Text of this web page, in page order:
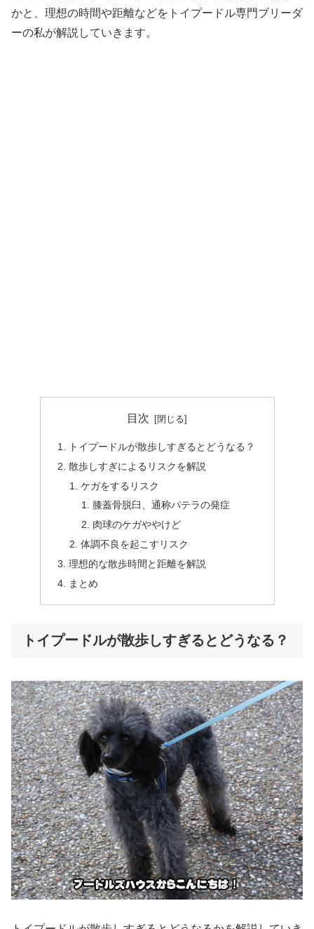
かと、理想の時間や距離などをトイプードル専門ブリーダ
ーの私が解説していきます。
目次
トイプードルが散歩しすぎるとどうなる？
散歩しすぎによるリスクを解説
ケガをするリスク
膝蓋骨脱臼、通称パテラの発症
肉球のケガややけど
体調不良を起こすリスク
理想的な散歩時間と距離を解説
まとめ
トイプードルが散歩しすぎるとどうなる？